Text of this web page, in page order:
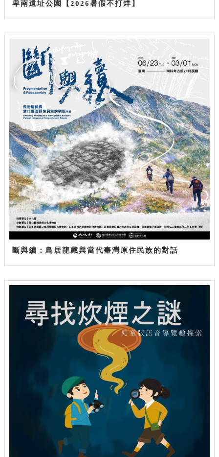
卑南遺址公園【2026暑假不打烊】
斷與續：鳥居龍藏與當代臺灣原住民族的對話